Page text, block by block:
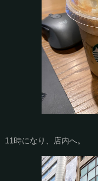
11時になり、店内へ。